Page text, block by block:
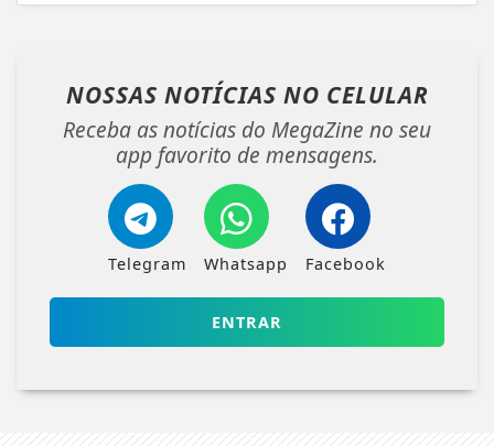
NOSSAS NOTÍCIAS NO CELULAR
Receba as notícias do MegaZine no seu
app favorito de mensagens.
Telegram Whatsapp Facebook
ENTRAR